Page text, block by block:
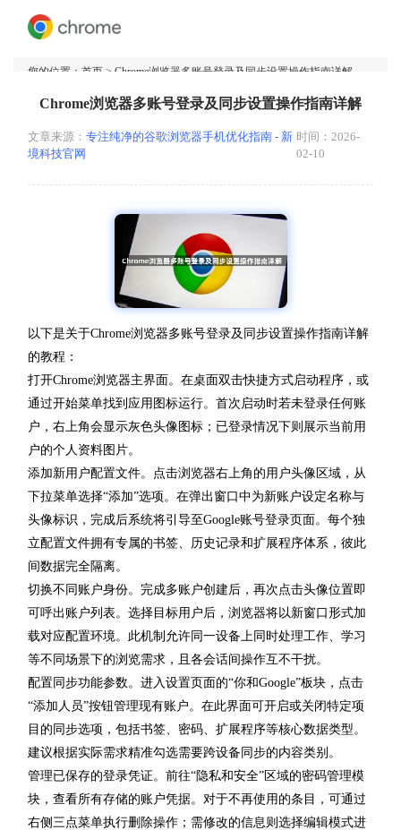
您的位置： 首页 > Chrome浏览器多账号登录及同步设置操作指南详解
Chrome浏览器多账号登录及同步设置操作指南详解
文章来源： 专注纯净的谷歌浏览器手机优化指南 - 新
境科技官网
时间：2026-
02-10
以下是关于Chrome浏览器多账号登录及同步设置操作指南详解
的教程：
打开Chrome浏览器主界面。在桌面双击快捷方式启动程序，或
通过开始菜单找到应用图标运行。首次启动时若未登录任何账
户，右上角会显示灰色头像图标；已登录情况下则展示当前用
户的个人资料图片。
添加新用户配置文件。点击浏览器右上角的用户头像区域，从
下拉菜单选择“添加”选项。在弹出窗口中为新账户设定名称与
头像标识，完成后系统将引导至Google账号登录页面。每个独
立配置文件拥有专属的书签、历史记录和扩展程序体系，彼此
间数据完全隔离。
切换不同账户身份。完成多账户创建后，再次点击头像位置即
可呼出账户列表。选择目标用户后，浏览器将以新窗口形式加
载对应配置环境。此机制允许同一设备上同时处理工作、学习
等不同场景下的浏览需求，且各会话间操作互不干扰。
配置同步功能参数。进入设置页面的“你和Google”板块，点击
“添加人员”按钮管理现有账户。在此界面可开启或关闭特定项
目的同步选项，包括书签、密码、扩展程序等核心数据类型。
建议根据实际需求精准勾选需要跨设备同步的内容类别。
管理已保存的登录凭证。前往“隐私和安全”区域的密码管理模
块，查看所有存储的账户凭据。对于不再使用的条目，可通过
右侧三点菜单执行删除操作；需修改的信息则选择编辑模式进